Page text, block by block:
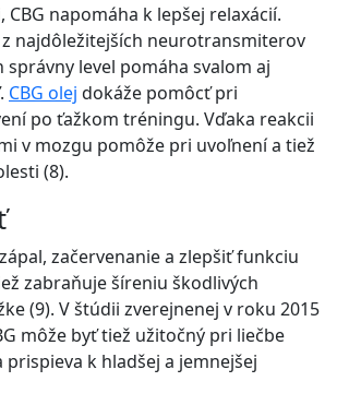
napomáha k lepšej relaxácií.
najdôležitejších neurotransmiterov
level pomáha svalom aj
CBG olej dokáže pomôcť pri
po ťažkom tréningu. Vďaka reakcii
v mozgu pomôže pri uvoľnení a tiež
(8).
začervenanie a zlepšiť funkciu
zabraňuje šíreniu škodlivých
(9). V štúdii zverejnenej v roku 2015
môže byť tiež užitočný pri liečbe
prispieva k hladšej a jemnejšej